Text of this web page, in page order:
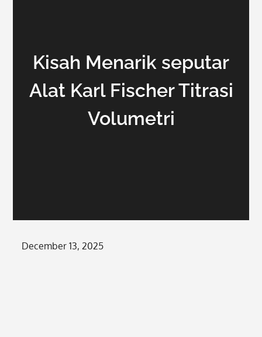
Kisah Menarik seputar
Alat Karl Fischer Titrasi
Volumetri
Posted
December 13, 2025